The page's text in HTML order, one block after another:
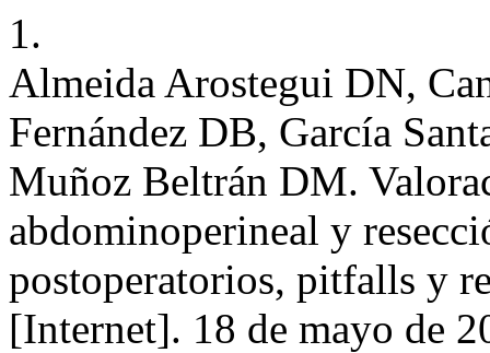
1.
Almeida Arostegui DN,
Fernández DB, García
Muñoz Beltrán DM.
abdominoperineal y
postoperatorios, pitfalls y
[Internet]. 18 de mayo de